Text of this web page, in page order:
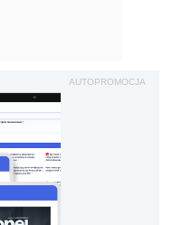
AUTOPROMOCJA